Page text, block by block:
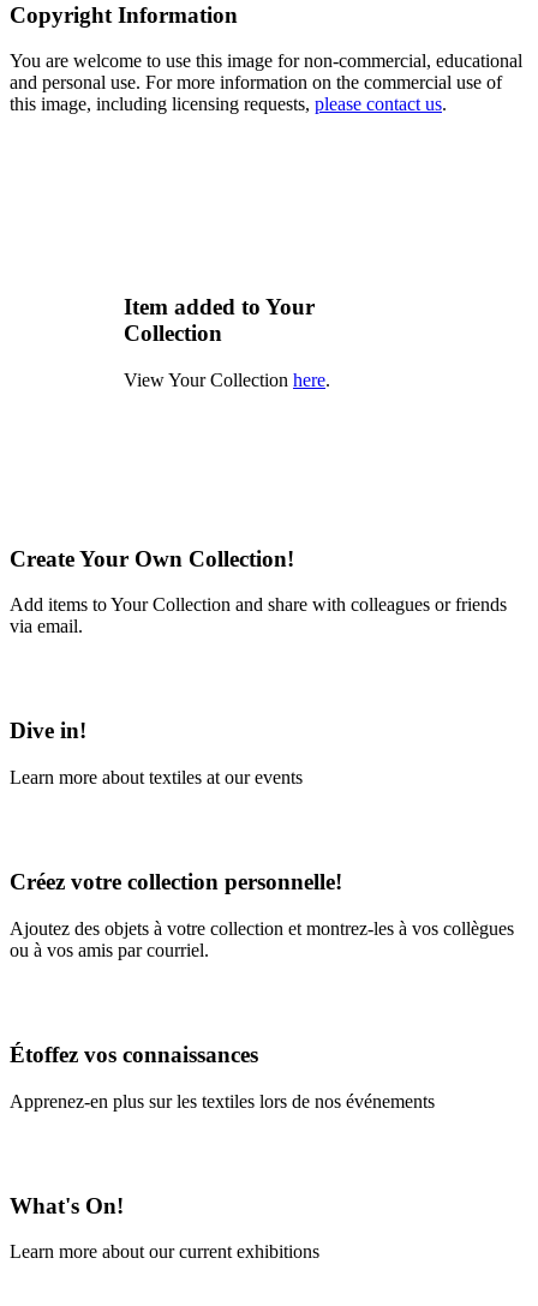
Copyright Information
You are welcome to use this image for non-commercial, educational
and personal use. For more information on the commercial use of
this image, including licensing requests, please contact us.
Item added to Your
Collection
View Your Collection here.
Create Your Own Collection!
Add items to Your Collection and share with colleagues or friends
via email.
Dive in!
Learn more about textiles at our events
Créez votre collection personnelle!
Ajoutez des objets à votre collection et montrez-les à vos collègues
ou à vos amis par courriel.
Étoffez vos connaissances
Apprenez-en plus sur les textiles lors de nos événements
What's On!
Learn more about our current exhibitions